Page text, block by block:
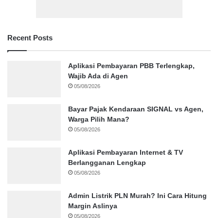
Recent Posts
Aplikasi Pembayaran PBB Terlengkap,
Wajib Ada di Agen
05/08/2026
Bayar Pajak Kendaraan SIGNAL vs Agen,
Warga Pilih Mana?
05/08/2026
Aplikasi Pembayaran Internet & TV
Berlangganan Lengkap
05/08/2026
Admin Listrik PLN Murah? Ini Cara Hitung
Margin Aslinya
05/08/2026